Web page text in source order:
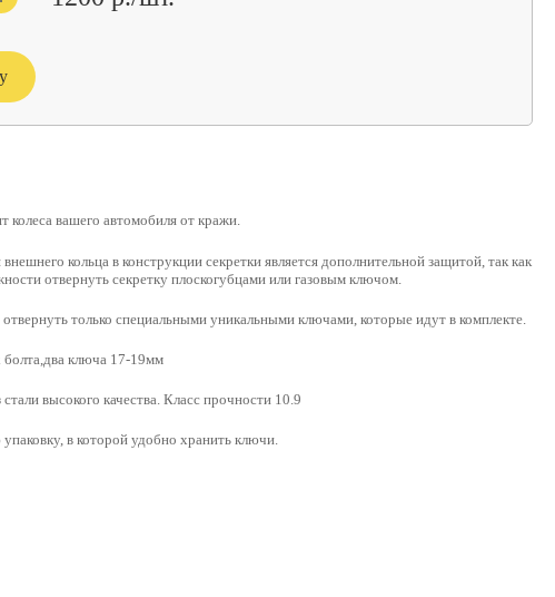
колеса вашего автомобиля от кражи.
кольца в конструкции секретки является дополнительной защитой, так как
отвернуть секретку плоскогубцами или газовым ключом.
только специальными уникальными ключами, которые идут в комплекте.
болта,два ключа 17-19мм
высокого качества.Класс прочности 10.9
в которой удобно хранить ключи.